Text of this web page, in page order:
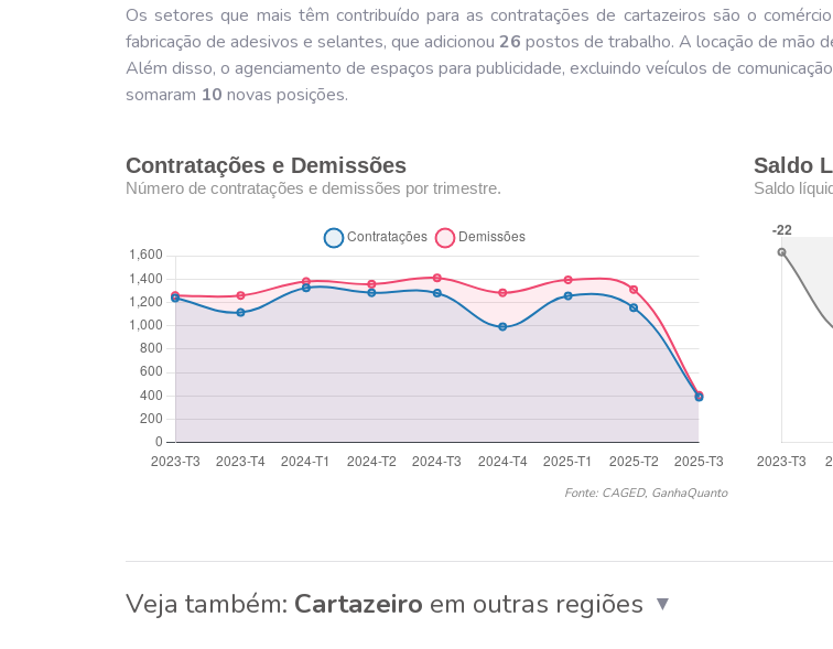
Os setores que mais têm contribuído para as contratações de cartazeiros são o
fabricação de adesivos e selantes, que adicionou 26 postos de trabalho. A locação de mão
Além disso, o agenciamento de espaços para publicidade, excluindo veículos de
somaram 10 novas posições.
Contratações e Demissões
Número de contratações e demissões por trimestre.
Fonte: CAGED, GanhaQuanto
Saldo
Saldo
Veja também: Cartazeiro em outras regiões ▼